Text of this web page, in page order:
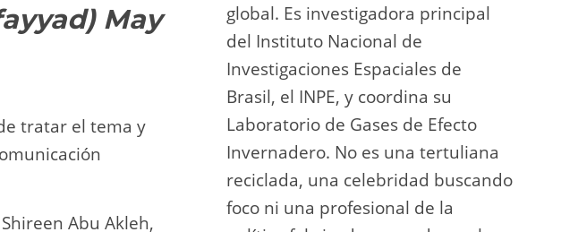
May
tratar el tema y
Abu Akleh,
global. Es investigadora principal
del Instituto Nacional de
Investigaciones Espaciales de
Brasil, el INPE, y coordina su
Laboratorio de Gases de Efecto
Invernadero. No es una tertuliana
reciclada, una celebridad buscando
foco ni una profesional de la